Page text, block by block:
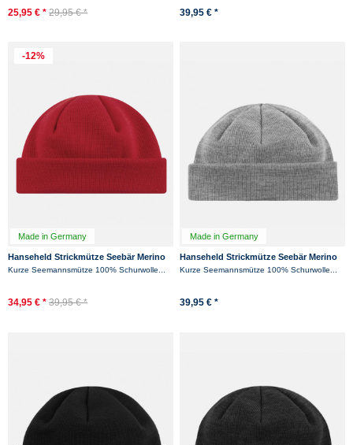
25,95 € * 29,95 € * 39,95 € *
-12%
Made in Germany
Hanseheld Strickmütze Seebär Merino
Dockermütze kurz flach - Rot
Kurze Seemannsmütze 100% Schurwolle...
34,95 € * 39,95 € *
Made in Germany
Hanseheld Strickmütze Seebär Merino
Dockermütze kurz flach - Grau
Kurze Seemannsmütze 100% Schurwolle...
39,95 € *